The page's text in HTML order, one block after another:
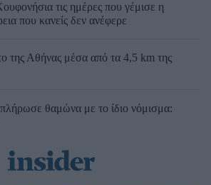
τις ημέρες που γέμισε η
που κανείς δεν ανέφερε
της Αθήνας μέσα από τα 4,5 km της
θαμώνα με το ίδιο νόμισμα: